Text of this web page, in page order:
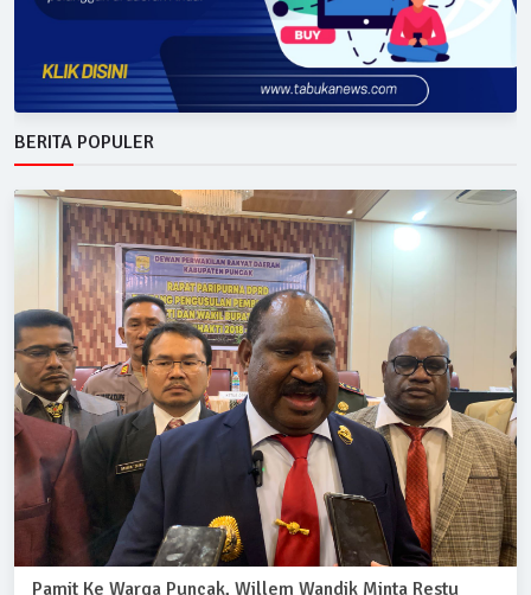
BERITA POPULER
Pamit Ke Warga Puncak, Willem Wandik Minta Restu